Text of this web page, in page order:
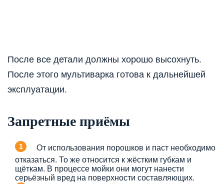
После все детали должны хорошо высохнуть.
После этого мультиварка готова к дальнейшей
эксплуатации.
Запретные приёмы
От использования порошков и паст необходимо
отказаться. То же относится к жёстким губкам и
щёткам. В процессе мойки они могут нанести
серьёзный вред на поверхности составляющих.